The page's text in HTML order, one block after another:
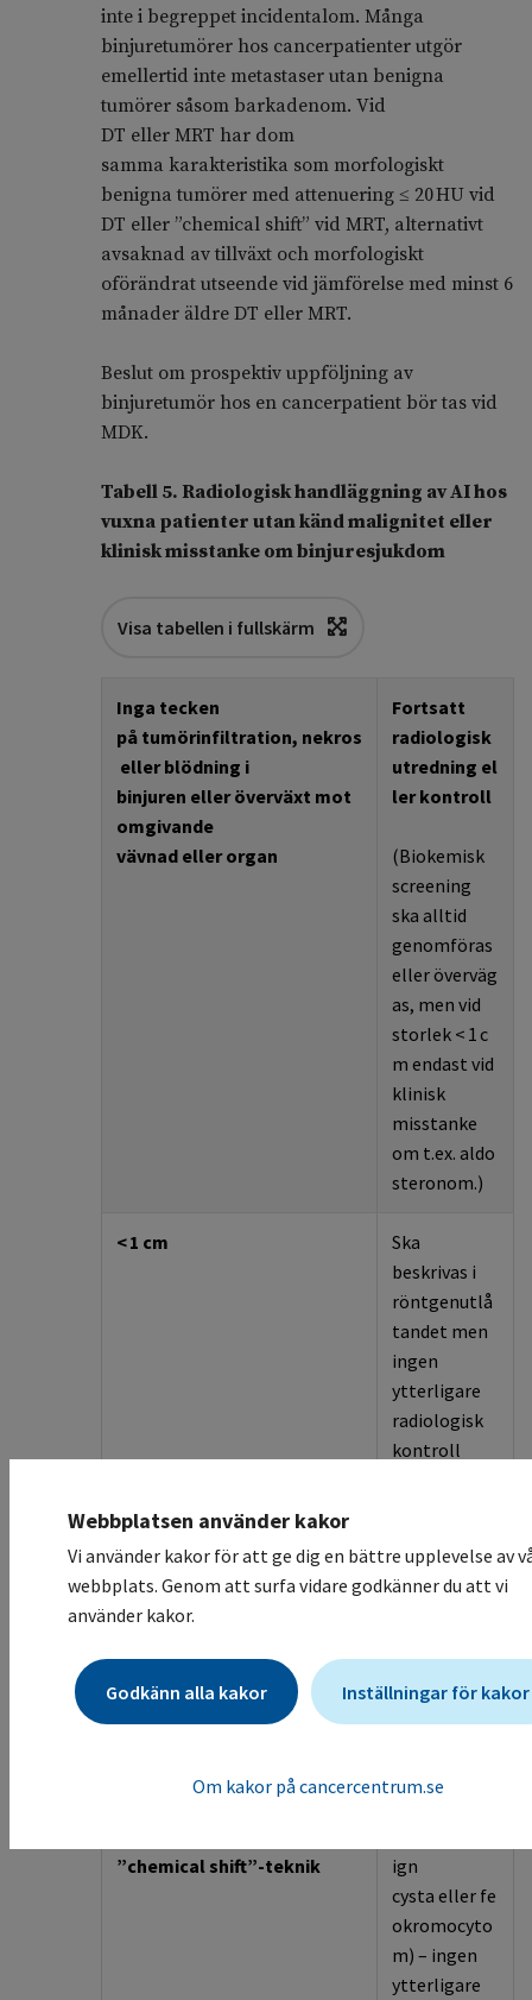
inte i begreppet incidentalom. Många
binjuretumörer hos cancerpatienter utgör
emellertid inte metastaser utan benigna
tumörer såsom barkadenom. Vid
DT eller MRT har dom
samma karakteristika som morfologiskt
benigna tumörer med attenuering ≤ 20 HU vid
DT eller ”chemical shift” vid MRT, alternativt
avsaknad av tillväxt och morfologiskt
oförändrat utseende vid jämförelse med minst 6
månader äldre DT eller MRT.
Beslut om prospektiv uppföljning av
binjuretumör hos en cancerpatient bör tas vid
MDK.
Tabell 5. Radiologisk handläggning av AI hos
vuxna patienter utan känd malignitet eller
klinisk misstanke om binjuresjukdom
Visa tabellen i fullskärm
Inga tecken
påtumörinfiltration, nekros
ellerblödning i
binjuren elleröverväxt mot
omgivande
vävnadellerorgan
Fortsatt
radiologisk
utredning el
lerkontroll
(Biokemisk
screening
ska alltid
genomföras
elleröverväg
as, men vid
storlek < 1 c
m endast vid
klinisk
misstanke
om t.ex. aldo
steronom.)
<1 cm
Ska
beskrivas i
röntgenutlå
tandet men
ingen
ytterligare
radiologisk
kontroll
Vid upptäckt stationär
≥6månader jämförtmed
tidigare undersökning
ytterligare
radiologisk
indicerad
0 HU
kontrastmedel)
”chemical shift”-teknik
ign
cysta eller fe
okromocyto
m) – ingen
ytterligare
Webbplatsen använder kakor
Vi använder kakor för att ge dig en bättre upplevelse av
webbplats. Genom att surfa vidare godkänner du att vi
använder kakor.
Godkänn alla kakor Inställningar för kakor
Om kakor på cancercentrum.se